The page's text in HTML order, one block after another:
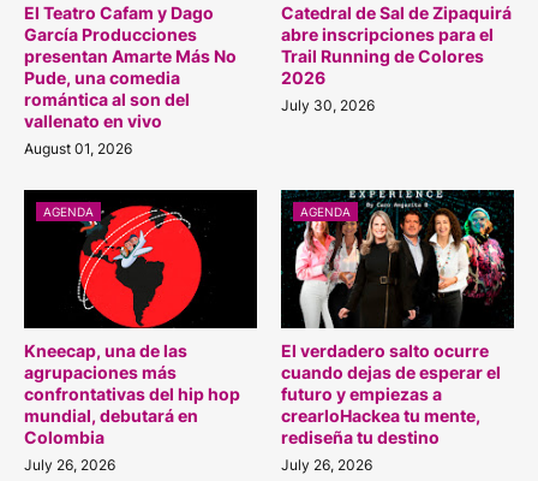
El Teatro Cafam y Dago
García Producciones
presentan Amarte Más No
Pude, una comedia
romántica al son del
vallenato en vivo
August 01, 2026
Catedral de Sal de Zipaquirá
abre inscripciones para el
Trail Running de Colores
2026
July 30, 2026
AGENDA
Kneecap, una de las
agrupaciones más
confrontativas del hip hop
mundial, debutará en
Colombia
July 26, 2026
AGENDA
El verdadero salto ocurre
cuando dejas de esperar el
futuro y empiezas a
crearloHackea tu mente,
rediseña tu destino
July 26, 2026